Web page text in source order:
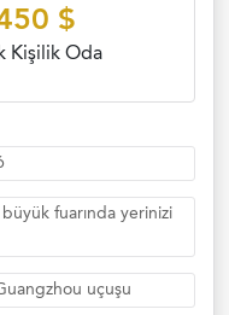
$
Kişilik Oda
büyük fuarında yerinizi
uçuşu